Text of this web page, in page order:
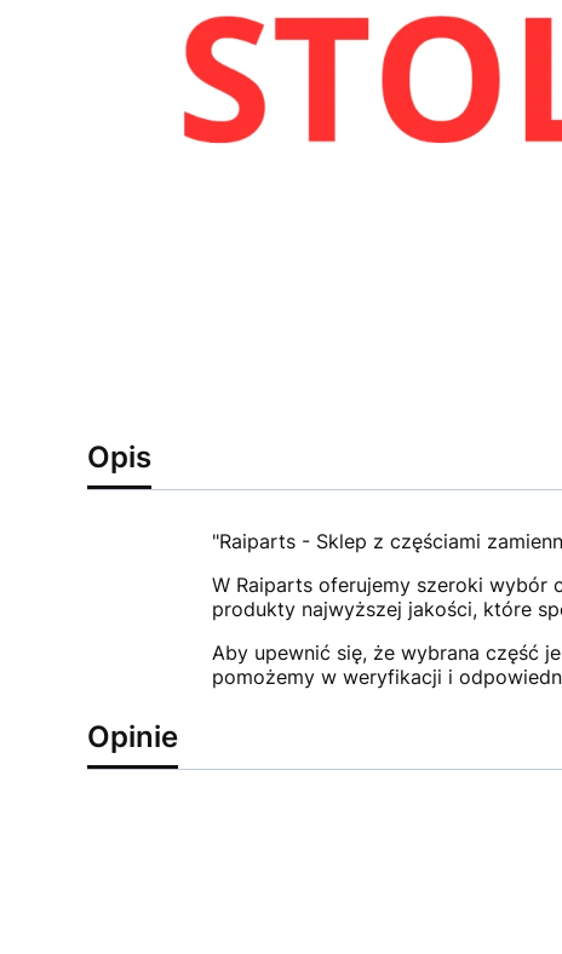
Opis
"Raiparts - Sklep z częściami
W Raiparts oferujemy szeroki wybór
produkty najwyższej jakości, które
Aby upewnić się, że wybrana część
pomożemy w weryfikacji i
Opinie